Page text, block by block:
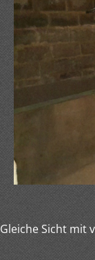
Gleiche Sicht mit